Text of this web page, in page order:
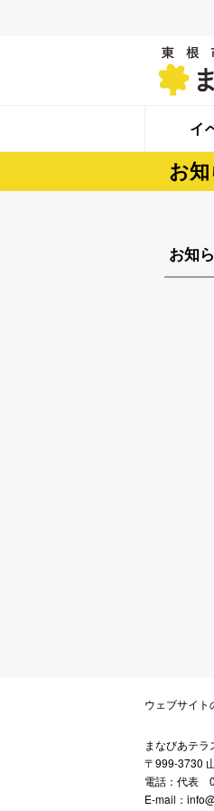
イ
お
お知
ウェブサイト
まなびあテラ
〒999-3730
電話：代表
E-mail：